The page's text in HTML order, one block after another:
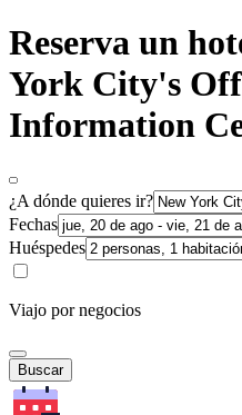
Reserva un
York City's
Information
¿A dónde quieres ir?
Fechas
Huéspedes
Viajo por negocios
Buscar